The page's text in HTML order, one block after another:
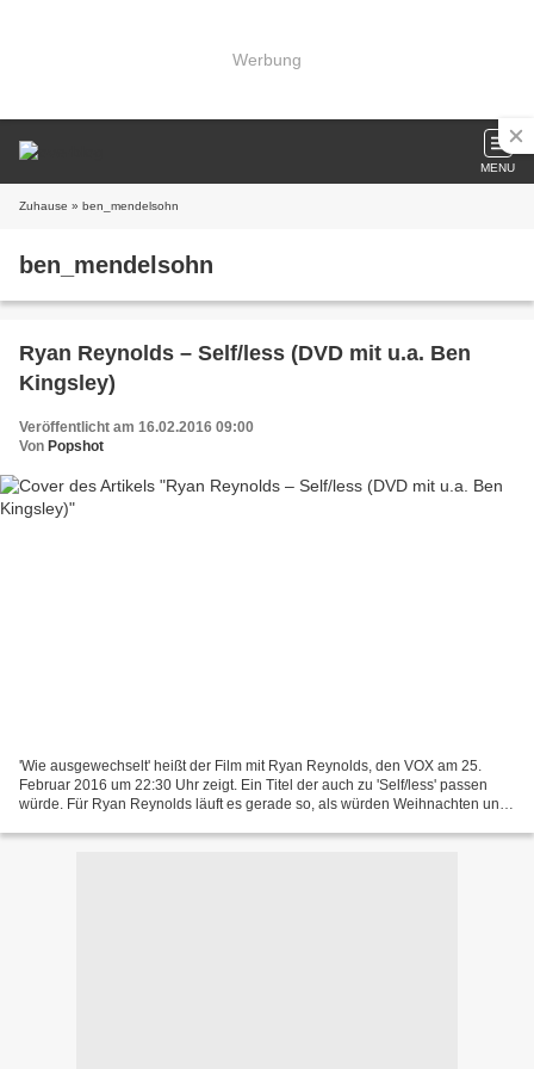
Werbung
MENU
Zuhause » ben_mendelsohn
ben_mendelsohn
Ryan Reynolds – Self/less (DVD mit u.a. Ben
Kingsley)
Veröffentlicht am 16.02.2016 09:00
Von Popshot
'Wie ausgewechselt' heißt der Film mit Ryan Reynolds, den VOX am 25.
Februar 2016 um 22:30 Uhr zeigt. Ein Titel der auch zu 'Self/less' passen
würde. Für Ryan Reynolds läuft es gerade so, als würden Weihnachten und